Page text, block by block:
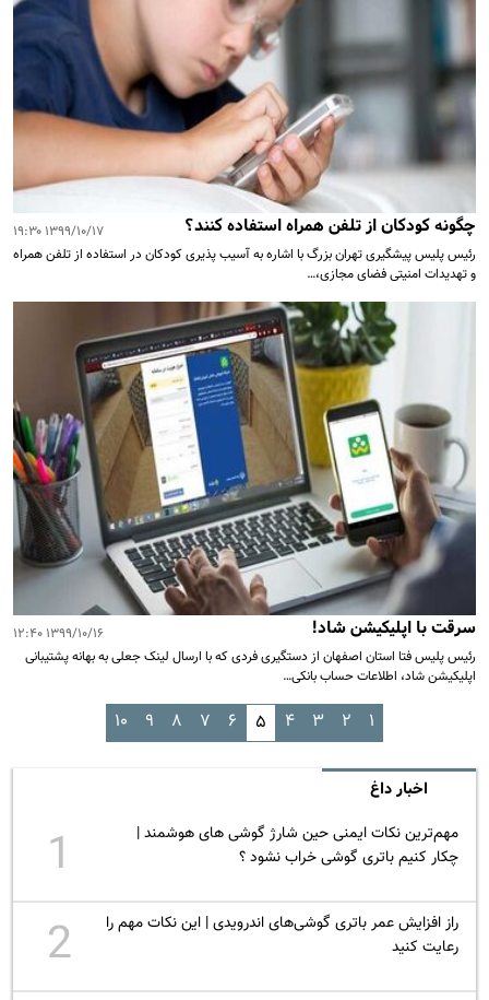
۱۳۹۹/۱۰/۱۷ ۱۹:۳۰ چگونه کودکان از تلفن همراه استفاده کنند؟
رئیس پلیس پیشگیری تهران بزرگ با اشاره به آسیب پذیری کودکان در استفاده از تلفن همراه
و تهدیدات امنیتی فضای مجازی،…
۱۳۹۹/۱۰/۱۶ ۱۲:۴۰ سرقت با اپلیکیشن شاد!
رئیس پلیس فتا استان اصفهان از دستگیری فردی که با ارسال لینک جعلی به بهانه پشتیبانی
اپلیکیشن شاد، اطلاعات حساب بانکی…
۱ ۲ ۳ ۴ ۵ ۶ ۷ ۸ ۹ ۱۰
اخبار داغ
مهم‌ترین نکات ایمنی حین شارژ گوشی های هوشمند |
چکار کنیم باتری گوشی خراب نشود ؟
1
راز افزایش عمر باتری گوشی‌های اندرویدی | این نکات مهم را
رعایت کنید
2